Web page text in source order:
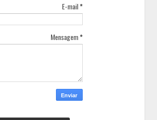
E-mail*
Mensagem*